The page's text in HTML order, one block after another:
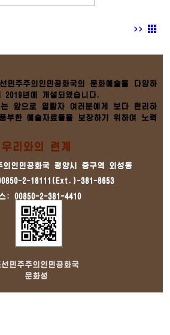
>>
주주의인민공화국의 문화예술을 다양하
년에 개설되였습니다.
앞으로 열람자 여러분에게 보다 편리하
부한 예술자료들을 보장하기 위하여 노력
우리와의 련계
인민공화국 평양시 중구역 외성동
2-18111(Ext.)-381-8653
: 00850-2-381-4410
선민주주의인민공화국
문화성